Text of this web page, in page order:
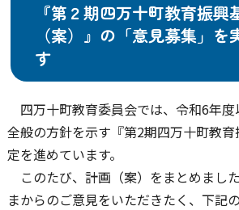
『第２期四万十町教育振興
（案）』の「意見募集」を
す
四万十町教育委員会では、令和6年
全般の方針を示す『第2期四万十町教
定を進めています。
このたび、計画（案）をまとめまし
まからのご意見をいただきたく、下記